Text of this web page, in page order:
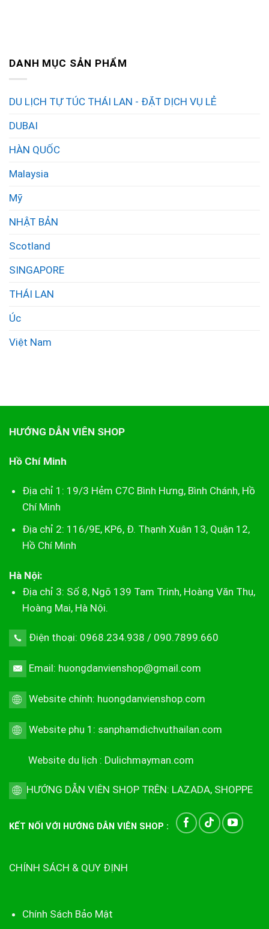
DANH MỤC SẢN PHẨM
DU LỊCH TỰ TÚC THÁI LAN - ĐẶT DỊCH VỤ LẺ
DUBAI
HÀN QUỐC
Malaysia
Mỹ
NHẬT BẢN
Scotland
SINGAPORE
THÁI LAN
Úc
Việt Nam
HƯỚNG DẪN VIÊN SHOP
Hồ Chí Minh
Địa chỉ 1: 19/3 Hẻm C7C Bình Hưng, Bình Chánh, Hồ
Chí Minh
Địa chỉ 2: 116/9E, KP6, Đ. Thạnh Xuân 13, Quận 12,
Hồ Chí Minh
Hà Nội:
Địa chỉ 3: Số 8, Ngõ 139 Tam Trinh, Hoàng Văn Thụ,
Hoàng Mai, Hà Nội.
Điện thoại: 0968.234.938 / 090.7899.660
Email: huongdanvienshop@gmail.com
Website chính: huongdanvienshop.com
Website phụ 1: sanphamdichvuthailan.com
Website du lịch : Dulichmayman.com
HƯỚNG DẪN VIÊN SHOP TRÊN: LAZADA, SHOPPE
KẾT NỐI VỚI HƯỚNG DẪN VIÊN SHOP :
CHÍNH SÁCH & QUY ĐỊNH
Chính Sách Bảo Mật